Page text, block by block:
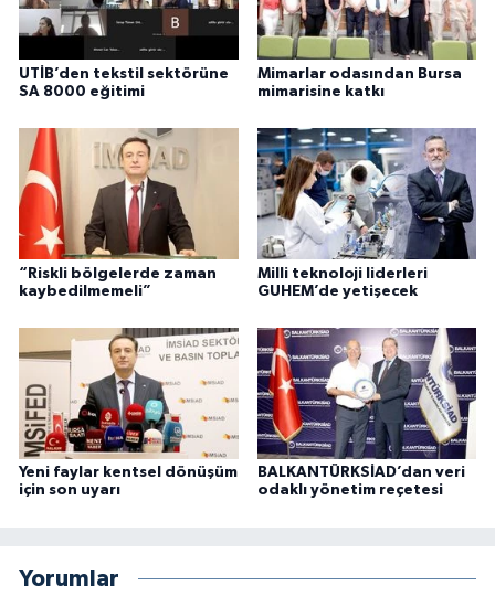
UTİB’den tekstil sektörüne
SA 8000 eğitimi
Mimarlar odasından Bursa
mimarisine katkı
“Riskli bölgelerde zaman
kaybedilmemeli”
Milli teknoloji liderleri
GUHEM’de yetişecek
Yeni faylar kentsel dönüşüm
için son uyarı
BALKANTÜRKSİAD’dan veri
odaklı yönetim reçetesi
Yorumlar